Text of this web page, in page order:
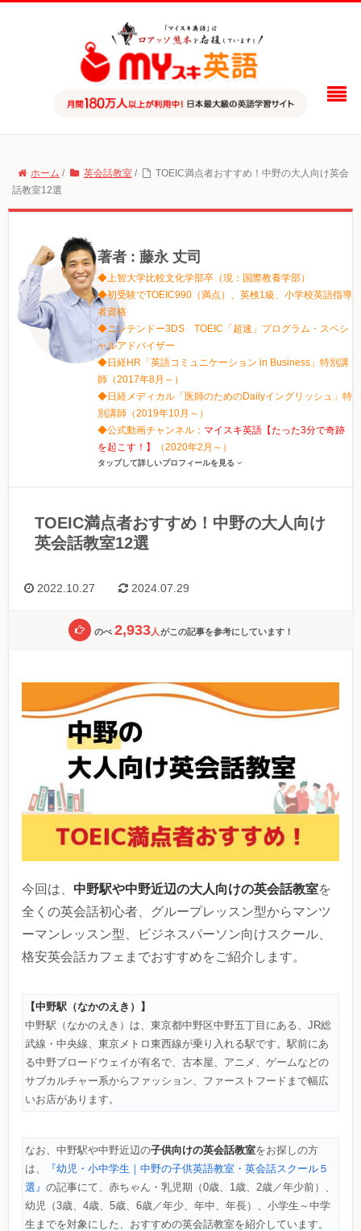
ホーム / 英会話教室 /
TOEIC満点者おすすめ！中野の大人向け英会
話教室12選
著者 : 藤永 丈司
◆上智大学比較文化学部卒（現：国際教養学部）
◆初受験でTOEIC990（満点）、英検1級、小学校英語指導
者資格
◆ニンテンドー3DS TOEIC「超速」プログラム・スペシ
ャルアドバイザー
◆日経HR「英語コミュニケーション in Business」特別講
師（2017年8月～）
◆日経メディカル「医師のためのDailyイングリッシュ」特
別講師（2019年10月～）
◆公式動画チャンネル： マイスキ英語【たった3分で奇跡
を起こす！】
（2020年2月～）
タップして詳しいプロフィールを見る
TOEIC満点者おすすめ！中野の大人向け
英会話教室12選
2022.10.27 2024.07.29
のべ 2,933人 がこの記事を参考にしています！
今回は、 中野駅や中野近辺の大人向けの英会話教室を
全くの英会話初心者、グループレッスン型からマンツ
ーマンレッスン型、ビジネスパーソン向けスクール、
格安英会話カフェまでおすすめをご紹介します。
【中野駅（なかのえき ）】
中野駅（なかのえき）は、東京都中野区中野五丁目にある、JR総
武線・中央線、東京メトロ東西線が乗り入れる駅です。駅前にあ
る中野ブロードウェイが有名で、古本屋、アニメ、ゲームなどの
サブカルチャー系からファッション、ファーストフードまで幅広
いお店があります。
なお、中野駅や中野近辺の子供向けの英会話教室をお探しの方
は、
『幼児・小中学生｜中野の子供英語教室・英会話スクール５
選』 の記事にて、赤ちゃん・乳児期（0歳、1歳、2歳／年少前）、
幼児（3歳、4歳、5歳、6歳／年少、年中、年長）、小学生～中学
生までを対象にした、おすすめの英会話教室を紹介しています。